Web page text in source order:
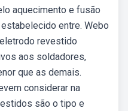
aquecimento e fusão
entre. Webo
revestido
aos soldadores,
que as demais.
considerar na
são o tipo e